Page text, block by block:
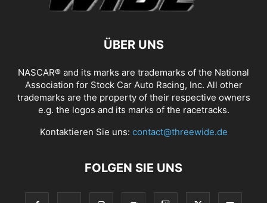
ÜBER UNS
NASCAR® and its marks are trademarks of the National
Association for Stock Car Auto Racing, Inc. All other
trademarks are the property of their respective owners
e.g. the logos and its marks of the racetracks.
Kontaktieren Sie uns: contact@threewide.de
FOLGEN SIE UNS